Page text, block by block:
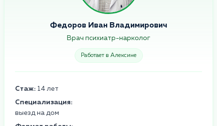
Федоров Иван Владимирович
Врач психиатр-нарколог
Работает в Алексине
Стаж: 14 лет
Специализация:
выезд на дом